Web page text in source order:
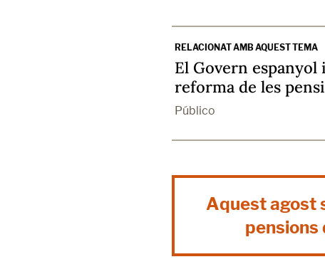
RELACIONAT AMB AQUEST TEMA
El Govern
reforma de les
Público
Aquest agost
pensions